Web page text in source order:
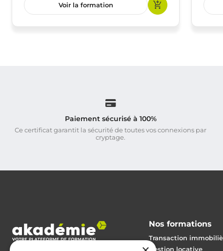
Voir la formation
Paiement sécurisé à 100%
Ce certificat garantit la sécurité de toutes vos connexions par
cryptage.
Nos formations
Transaction
Gestion locative